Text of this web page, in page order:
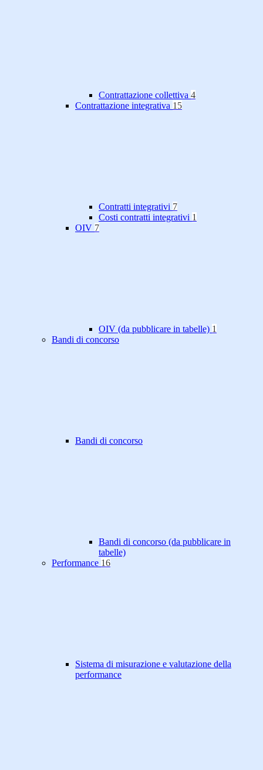
Contrattazione collettiva 4
Contrattazione integrativa 15
Contratti integrativi 7
Costi contratti integrativi 1
OIV 7
OIV (da pubblicare in tabelle) 1
Bandi di concorso
Bandi di concorso
Bandi di concorso (da pubblicare in
tabelle)
Performance 16
Sistema di misurazione e valutazione della
performance